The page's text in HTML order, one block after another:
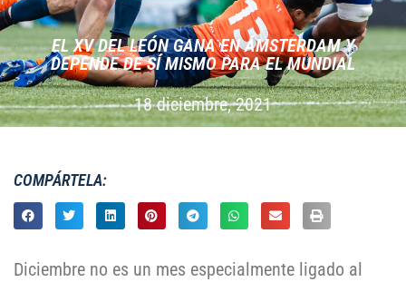
EL XV DEL LEÓN GANA EN ÁMSTERDAM Y
DEPENDE DE SÍ MISMO PARA EL MUNDIAL
18 diciembre, 2021
COMPÁRTELA:
Diciembre no es un mes especialmente ligado al